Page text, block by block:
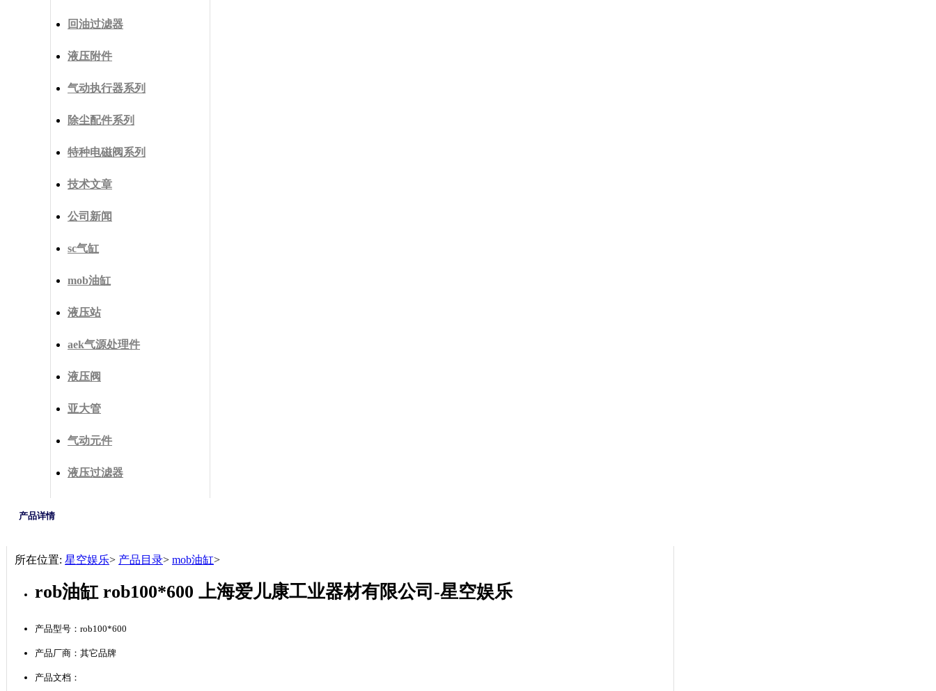
回油过滤器
液压附件
气动执行器系列
除尘配件系列
特种电磁阀系列
技术文章
公司新闻
sc气缸
mob油缸
液压站
aek气源处理件
液压阀
亚大管
气动元件
液压过滤器
产品详情
所在位置: 星空娱乐> 产品目录> mob油缸>
rob油缸 rob100*600 上海爱儿康工业器材有限公司-星空娱乐
产品型号：rob100*600
产品厂商：其它品牌
产品文档：